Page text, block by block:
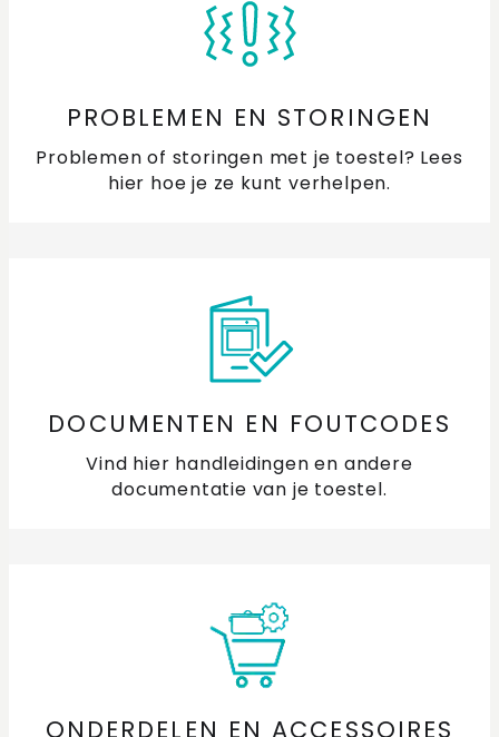
PROBLEMEN EN STORINGEN
Problemen of storingen met je toestel? Lees
hier hoe je ze kunt verhelpen.
DOCUMENTEN EN FOUTCODES
Vind hier handleidingen en andere
documentatie van je toestel.
ONDERDELEN EN ACCESSOIRES